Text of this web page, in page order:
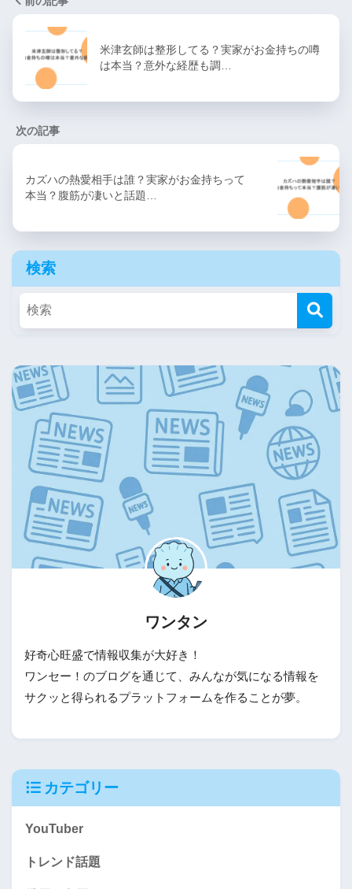
米津玄師は整形してる？実家がお金持ちの噂
は本当？意外な経歴も調…
次の記事
カズハの熱愛相手は誰？実家がお金持ちって
本当？腹筋が凄いと話題…
検索
ワンタン
好奇心旺盛で情報収集が大好き！
ワンセー！のブログを通じて、みんなが気になる情報を
サクッと得られるプラットフォームを作ることが夢。
カテゴリー
YouTuber
トレンド話題